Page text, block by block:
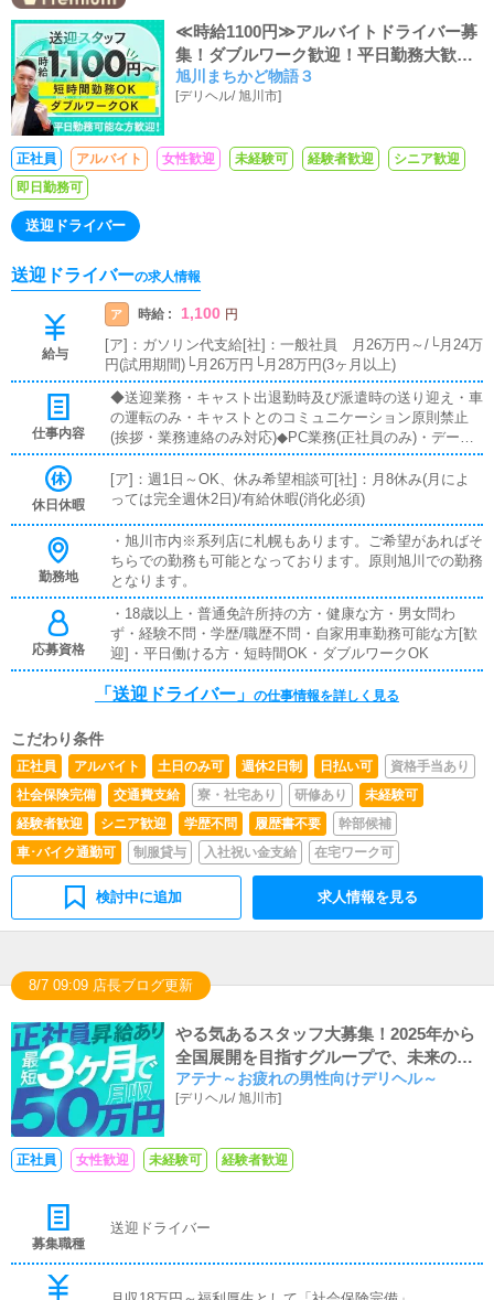
≪時給1100円≫アルバイトドライバー募
集！ダブルワーク歓迎！平日勤務大歓
迎！
旭川まちかど物語３
[デリヘル/ 旭川市]
正社員 アルバイト 女性歓迎 未経験可 経験者歓迎
シニア歓迎
即日勤務可
送迎ドライバー
送迎ドライバーの求人情報
給与
ア 時給 : 1,100 円
[ア]：ガソリン代支給[社]：一般社員 月26万円～/└月24万
円(試用期間)└月26万円└月28万円(3ヶ月以上)
仕事内容
◆送迎業務・キャスト出退勤時及び派遣時の送り迎え・車
の運転のみ・キャストとのコミュニケーション原則禁止
(挨拶・業務連絡のみ対応)◆PC業務(正社員のみ)・データ
入力および、ポータルサイトの情報更新◆電話応対業務
(正社員のみ)・お客様からの電話の対応、予約確認、ドラ
イバーへの配車指示等
休日休暇
[ア]：週1日～OK、休み希望相談可[社]：月8休み(月によ
っては完全週休2日)/有給休暇(消化必須)
勤務地
・旭川市内※系列店に札幌もあります。ご希望があればそ
ちらでの勤務も可能となっております。原則旭川での勤務
となります。
応募資格
・18歳以上・普通免許所持の方・健康な方・男女問わ
ず・経験不問・学歴/職歴不問・自家用車勤務可能な方[歓
迎]・平日働ける方・短時間OK・ダブルワークOK
「送迎ドライバー」 の仕事情報を詳しく見る
こだわり条件
正社員 アルバイト 土日のみ可 週休2日制 日払い可
資格手当あり
社会保険完備
交通費支給 寮・社宅あり 研修あり
未経験可
経験者歓迎
シニア歓迎 学歴不問 履歴書不要
幹部候補
車･バイク通勤可
制服貸与 入社祝い金支給 在宅ワーク可
検討中に追加 求人情報を見る
8/7 09:09 店長ブログ更新
やる気あるスタッフ大募集！2025年から
全国展開を目指すグループで、未来の店
長！
アテナ～お疲れの男性向けデリヘル～
[デリヘル/ 旭川市]
正社員 女性歓迎 未経験可 経験者歓迎
募集職種
送迎ドライバー